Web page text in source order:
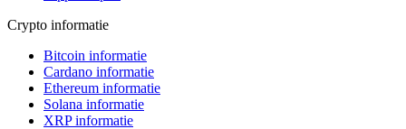
Crypto informatie
Bitcoin informatie
Cardano informatie
Ethereum informatie
Solana informatie
XRP informatie